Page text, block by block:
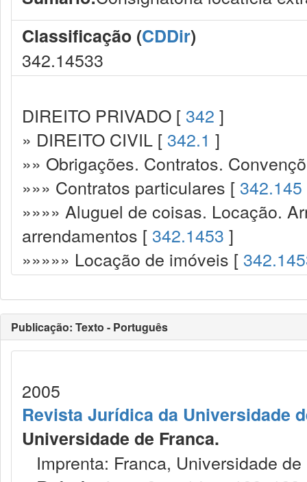
Classificação (CDDir)
342.14533
DIREITO PRIVADO [ 342 ]
» DIREITO CIVIL [ 342.1 ]
»» Obrigações. Contratos.
»»» Contratos particulares [ 342.145
»»»» Aluguel de coisas. Locação.
arrendamentos [ 342.1453 ]
»»»»» Locação de imóveis [
Publicação: Texto - Português
2005
Revista Jurídica da Universidade
Universidade de Franca.
Imprenta: Franca, Universidade